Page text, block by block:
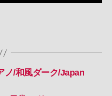
ノ/和風ダーク/Japan